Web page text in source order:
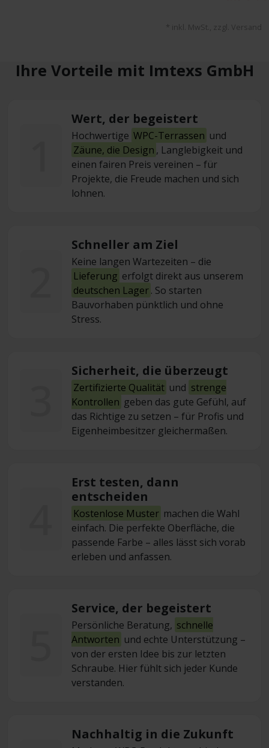
* inkl. MwSt., zzgl. Versand
Ihre Vorteile mit Imtexs GmbH
Wert, der begeistert
Hochwertige WPC-Terrassen und
Zäune, die Design , Langlebigkeit und
einen fairen Preis vereinen – für
Projekte, die Freude machen und sich
lohnen.
Schneller am Ziel
Keine langen Wartezeiten – die
Lieferung erfolgt direkt aus unserem
deutschen Lager. So starten
Bauvorhaben pünktlich und ohne
Stress.
Sicherheit, die überzeugt
Zertifizierte Qualität und strenge
Kontrollen geben das gute Gefühl, auf
das Richtige zu setzen – für Profis und
Eigenheimbesitzer gleichermaßen.
Erst testen, dann
entscheiden
Kostenlose Muster machen die Wahl
einfach. Die perfekte Oberfläche, die
passende Farbe – alles lässt sich vorab
erleben und anfassen.
Service, der begeistert
Persönliche Beratung, schnelle
Antworten und echte Unterstützung –
von der ersten Idee bis zur letzten
Schraube. Hier fühlt sich jeder Kunde
verstanden.
Nachhaltig in die Zukunft